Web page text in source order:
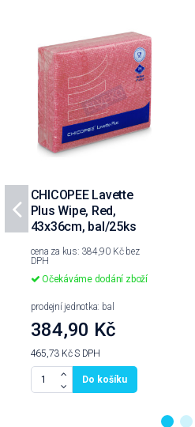
CHICOPEE Lavette
Plus Wipe, Red,
43x36cm, bal/25ks
cena za kus: 384,90 Kč bez
DPH
Očekáváme dodání zboží
prodejní jednotka: bal
384,90 Kč
465,73 KčS DPH
Do košíku